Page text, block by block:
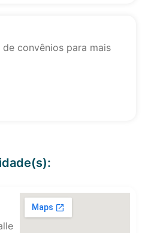
convênios para mais